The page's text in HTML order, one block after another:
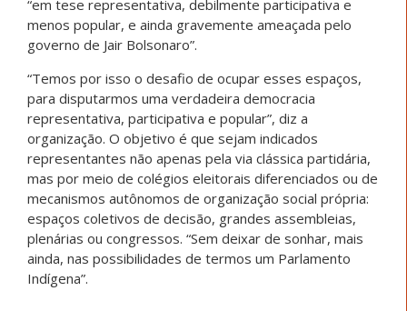
“em tese representativa, debilmente participativa e
menos popular, e ainda gravemente ameaçada pelo
governo de Jair Bolsonaro”.
“Temos por isso o desafio de ocupar esses espaços,
para disputarmos uma verdadeira democracia
representativa, participativa e popular”, diz a
organização. O objetivo é que sejam indicados
representantes não apenas pela via clássica partidária,
mas por meio de colégios eleitorais diferenciados ou de
mecanismos autônomos de organização social própria:
espaços coletivos de decisão, grandes assembleias,
plenárias ou congressos. “Sem deixar de sonhar, mais
ainda, nas possibilidades de termos um Parlamento
Indígena”.